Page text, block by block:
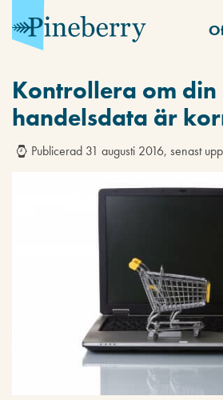
Kontrollera om din
handelsdata är
Publicerad 31 augusti 2016, senast